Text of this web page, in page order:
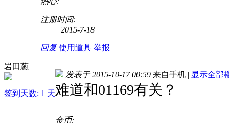
注册时间:
2015-7-18
回复 使用道具 举报
岩田葱
签到天数: 1 天
发表于 2015-10-17 00:59 来自手机 | 显示全部
难道和01169有关？
金币: